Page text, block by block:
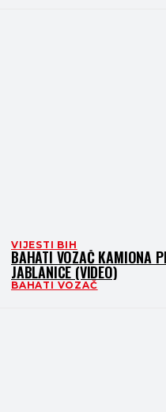
VIJESTI BIH
BAHATI VOZAČ KAMIONA
JABLANICE (VIDEO)
BAHATI VOZAČ